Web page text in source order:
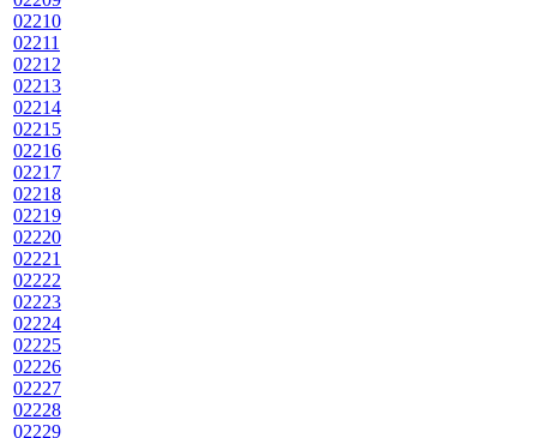
02210
02211
02212
02213
02214
02215
02216
02217
02218
02219
02220
02221
02222
02223
02224
02225
02226
02227
02228
02229